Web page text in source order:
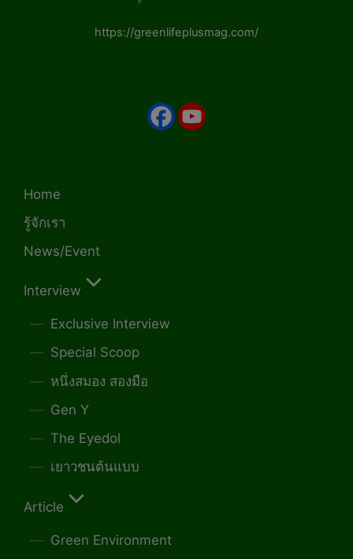
https://greenlifeplusmag.com/
Home
รู้จักเรา
News/Event
Interview
Exclusive Interview
Special Scoop
หนึ่งสมอง สองมือ
Gen Y
The Eyedol
เยาวชนต้นแบบ
Article
Green Environment